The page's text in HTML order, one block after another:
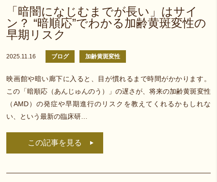
「暗闇になじむまでが長い」はサイ
ン？ “暗順応”でわかる加齢黄斑変性の
早期リスク
2025.11.16 ブログ 加齢黄斑変性
映画館や暗い廊下に入ると、目が慣れるまで時間がかかります。
この「暗順応（あんじゅんのう）」の遅さが、将来の加齢黄斑変性
（AMD）の発症や早期進行のリスクを教えてくれるかもしれな
い、という最新の臨床研…
この記事を見る